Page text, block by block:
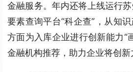
金融服务。年内还将上线运行
要素查询平台“科企查”，从知
方面为入库企业进行创新能力“
金融机构推荐，助力企业将创新